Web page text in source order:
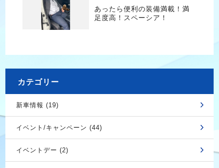
あったら便利の装備満載！満
足度高！スペーシア！
カテゴリー
新車情報 (19)
イベント/キャンペーン (44)
イベントデー (2)